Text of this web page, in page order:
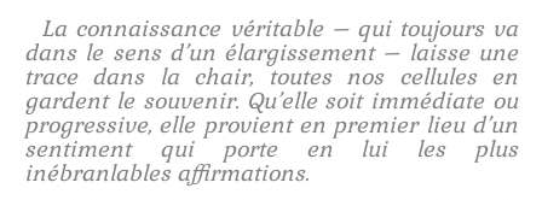
La connaissance véritable – qui toujours va
dans le sens d’un élargissement – laisse une
trace dans la chair, toutes nos cellules en
gardent le souvenir. Qu’elle soit immédiate ou
progressive, elle provient en premier lieu d’un
sentiment qui porte en lui les plus
inébranlables affirmations.